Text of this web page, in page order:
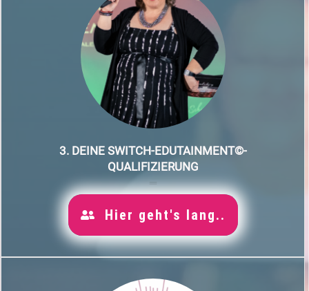
3. DEINE SWITCH-EDUTAINMENT©-
QUALIFIZIERUNG
Hier geht's lang..